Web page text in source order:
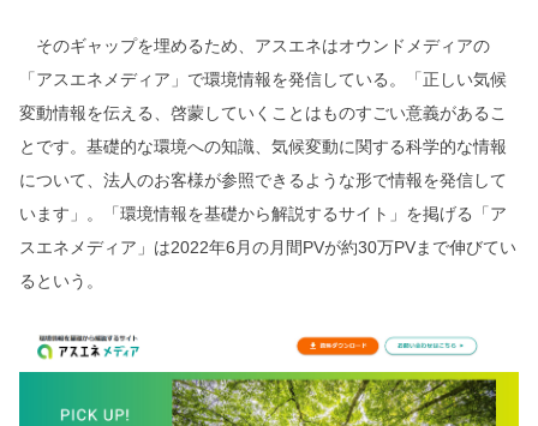
そのギャップを埋めるため、アスエネはオウンドメディアの
「アスエネメディア」で環境情報を発信している。「正しい気候
変動情報を伝える、啓蒙していくことはものすごい意義があるこ
とです。基礎的な環境への知識、気候変動に関する科学的な情報
について、法人のお客様が参照できるような形で情報を発信して
います」。「環境情報を基礎から解説するサイト」を掲げる「ア
スエネメディア」は2022年6月の月間PVが約30万PVまで伸びてい
るという。